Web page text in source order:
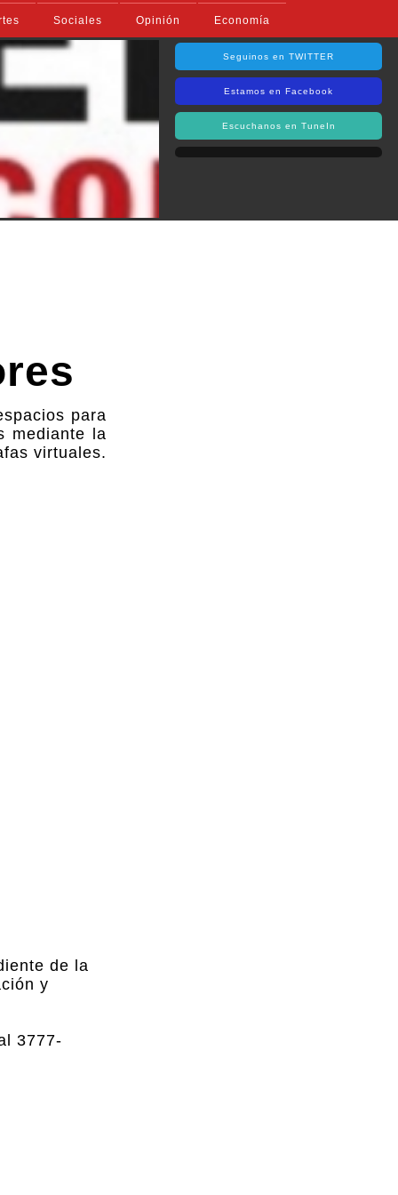
Sociales Opinión Economía
Seguinos en TWITTER
Estamos en Facebook
Escuchanos en TuneIn
para
mediante la
virtuales.
de la
y
3777-